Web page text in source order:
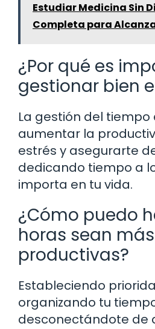
Estudiar Medicina Sin
Completa para
¿Por qué es
gestionar bien
La gestión del
aumentar la
estrés y asegurarte
dedicando tiempo a
importa en tu vida.
¿Cómo puedo
horas sean más
productivas?
Estableciendo
organizando tu
desconectándote de